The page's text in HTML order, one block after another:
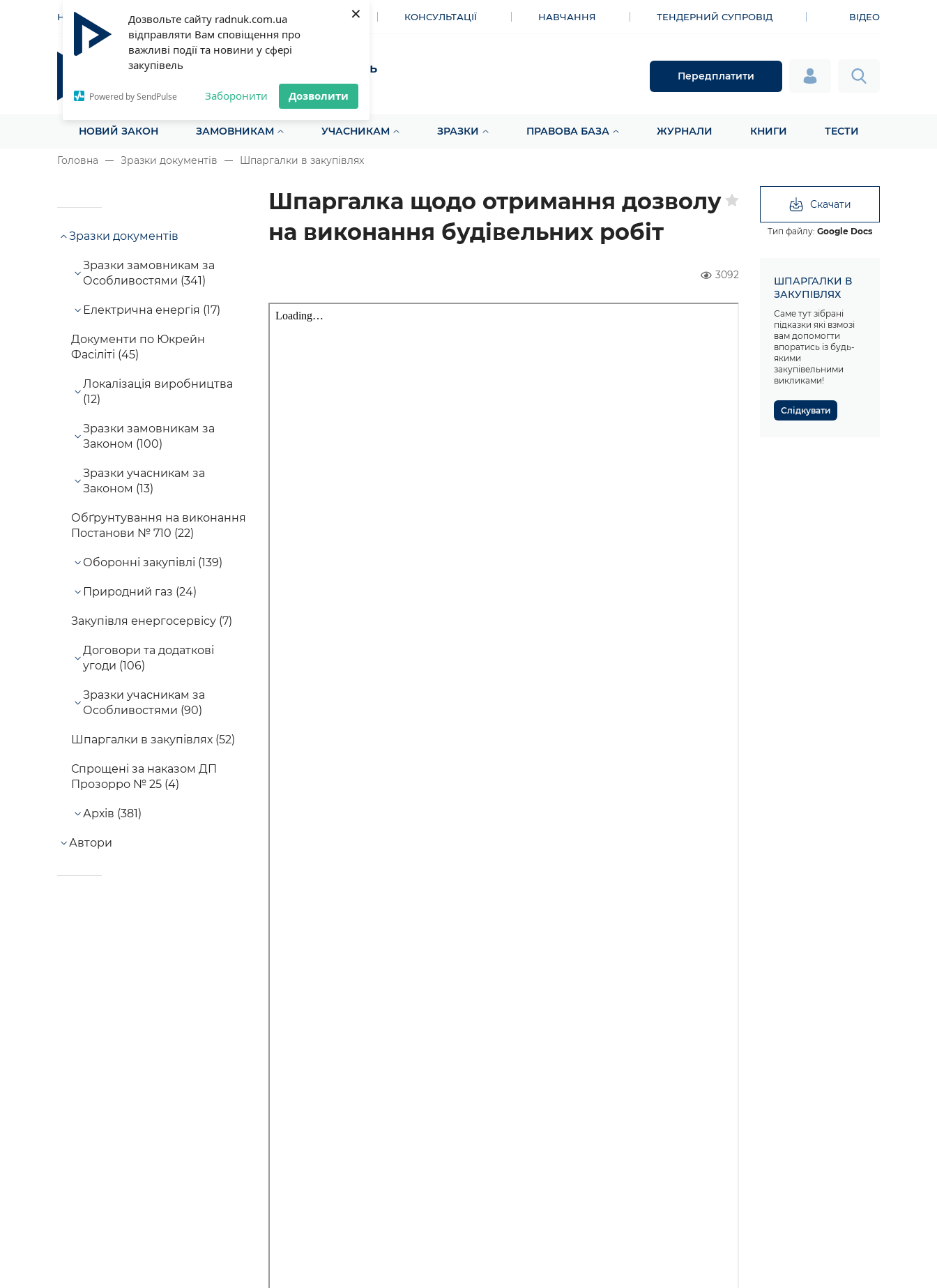
Дозвольте сайту radnuk.com.ua
відправляти Вам сповіщення про
важливі події та новини у сфері
закупівель
Powered by SendPulse Заборонити Дозволити
×
НОВИНИ СТАТТІ ІНСТРУМЕНТИ КОНСУЛЬТАЦІЇ НАВЧАННЯ ТЕНДЕРНИЙ СУПРОВІД ВІДЕО
Радник у сфері публічних закупівель
Все для закупівель на одному порталі
Передплатити
НОВИЙ ЗАКОН ЗАМОВНИКАМ УЧАСНИКАМ ЗРАЗКИ ПРАВОВА БАЗА ЖУРНАЛИ КНИГИ ТЕСТИ
Головна Зразки документів Шпаргалки в закупівлях
Зразки документів
Зразки замовникам за
Особливостями (341)
Електрична енергія (17)
Документи по Юкрейн
Фасіліті (45)
Локалізація виробництва
(12)
Зразки замовникам за
Законом (100)
Зразки учасникам за
Законом (13)
Обґрунтування на виконання
Постанови № 710 (22)
Оборонні закупівлі (139)
Природний газ (24)
Закупівля енергосервісу (7)
Договори та додаткові
угоди (106)
Зразки учасникам за
Особливостями (90)
Шпаргалки в закупівлях (52)
Спрощені за наказом ДП
Прозорро № 25 (4)
Архів (381)
Автори
Шпаргалка щодо отримання дозволу
на виконання будівельних робіт
3092
Скачати
Тип файлу:Google Docs
ШПАРГАЛКИ В
ЗАКУПІВЛЯХ
Саме тут зібрані
підказки які взмозі
вам допомогти
впоратись із будь-
якими
закупівельними
викликами!
Слідкувати